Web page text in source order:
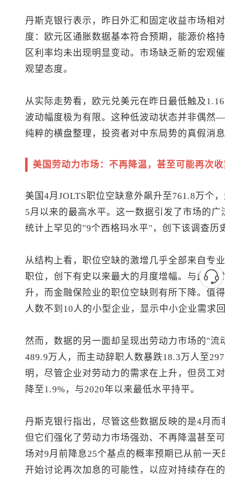
丹斯克银行表示，昨日外汇和固定收益市场相
度：欧元区通胀数据基本符合预期，能源价格
区利率均未出现明显变动。市场缺乏新的宏观
观望态度。
从实际走势看， 欧元兑美元在昨日最低触及
波动幅度极为有限。这种低波动状态并非偶
纯粹的横盘整理，投资者对中东局势的真假消
美国劳动力市场：不再降温，甚至可能再次
美国4月JOLTS职位空缺意外飙升至761.8万个
5月以来的最高水平。这一数据引发了市场的
统计上罕见的"9个西格玛水平"，创下该调查历
从结构上看，职位空缺的激增几乎全部来自专
职位，创下有史以来最大的月度增幅。与此同
升，而金融保险业的职位空缺则有所下降。值
人数不到10人的小型企业，显示中小企业需求
然而，数据的另一面却呈现出劳动力市场的"
489.9万人，而主动辞职人数暴跌18.3万人至
明，尽管企业对劳动力的需求在上升，但员工
降至1.9%，与2020年以来最低水平持平。
丹斯克银行指出，尽管这些数据反映的是4月而
但它们强化了劳动力市场强劲、不再降温甚至
场对9月前降息25个基点的概率预期已从前一天
开始讨论再次加息的可能性，以应对持续存在